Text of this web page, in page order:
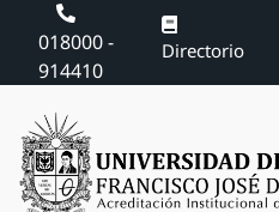
018000 -
914410
Directorio